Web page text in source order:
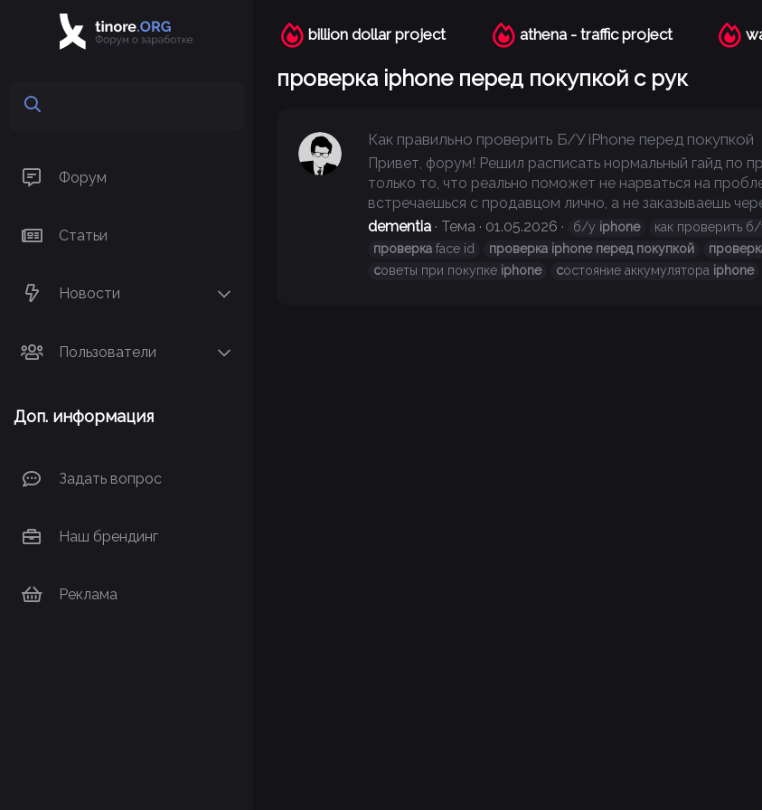
Форум
Статьи
Новости
Пользователи
Доп. информация
Задать вопрос
Наш брендинг
Реклама
billion dollar project athena - traffic project
проверка iphone перед покупкой с рук
Как правильно проверить Б/У iPhone перед покупкой
Привет, форум! Решил расписать нормальный гайд по
только то, что реально поможет не нарваться на
встречаешься с продавцом лично, а не заказываешь
dementia
Тема 01.05.2026 б/у iphone как проверить
проверка face id проверка iphone перед покупкой
советы при покупке iphone состояние аккумулятора iphone